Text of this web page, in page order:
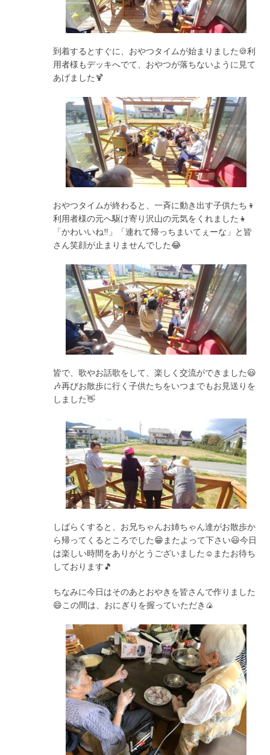
到着するとすぐに、おやつタイムが始まりました🍪利
用者様もデッキへでて、おやつが落ちないように見て
あげました🍹
おやつタイムが終わると、一斉に動き出す子供たち👦
利用者様の元へ駆け寄り沢山の元気をくれました👧
「かわいいね‼️」「連れて帰っちまいてぇーな」と皆
さん笑顔が止まりませんでした😂
皆で、歌やお話歌をして、楽しく交流ができました😃
🎶再びお散歩に行く子供たちをいつまでもお見送りを
しました👋
しばらくすると、お兄ちゃんお姉ちゃん達がお散歩か
ら帰ってくるところでした😁またよって下さい😃今日
は楽しい時間をありがとうございました☺️またお待ち
しております🎵
ちなみに今日はそのあとおやきを皆さんで作りました
😄この間は、おにぎりを握っていただき🍙